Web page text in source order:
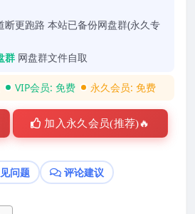
断更跑路 本站已备份网盘群(永久专
群 网盘群文件自取
VIP会员: 免费 永久会员: 免费
加入永久会员(推荐)🔥
问题 评论建议